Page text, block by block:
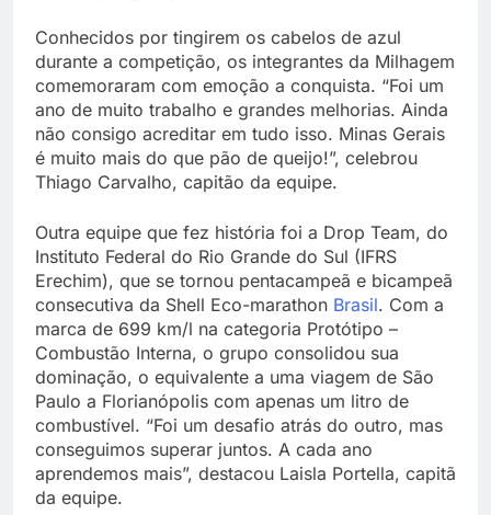
Conhecidos por tingirem os cabelos de azul
durante a competição, os integrantes da Milhagem
comemoraram com emoção a conquista. “Foi um
ano de muito trabalho e grandes melhorias. Ainda
não consigo acreditar em tudo isso. Minas Gerais
é muito mais do que pão de queijo!”, celebrou
Thiago Carvalho, capitão da equipe.
Outra equipe que fez história foi a Drop Team, do
Instituto Federal do Rio Grande do Sul (IFRS
Erechim), que se tornou pentacampeã e bicampeã
consecutiva da Shell Eco-marathon Brasil. Com a
marca de 699 km/l na categoria Protótipo –
Combustão Interna, o grupo consolidou sua
dominação, o equivalente a uma viagem de São
Paulo a Florianópolis com apenas um litro de
combustível. “Foi um desafio atrás do outro, mas
conseguimos superar juntos. A cada ano
aprendemos mais”, destacou Laisla Portella, capitã
da equipe.